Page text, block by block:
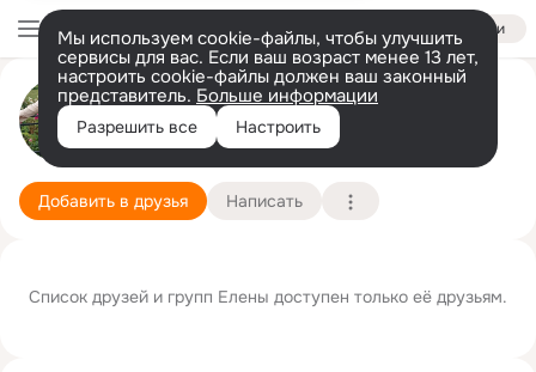
Войти
Мы используем cookie-файлы, чтобы улучшить
сервисы для вас. Если ваш возраст менее 13 лет,
настроить cookie-файлы должен ваш законный
представитель. Больше информации
Разрешить все Настроить
Елена Владимирова
13 ноября Подробнее
Добавить в друзья Написать
Список друзей и групп Елены доступен только её друзьям.